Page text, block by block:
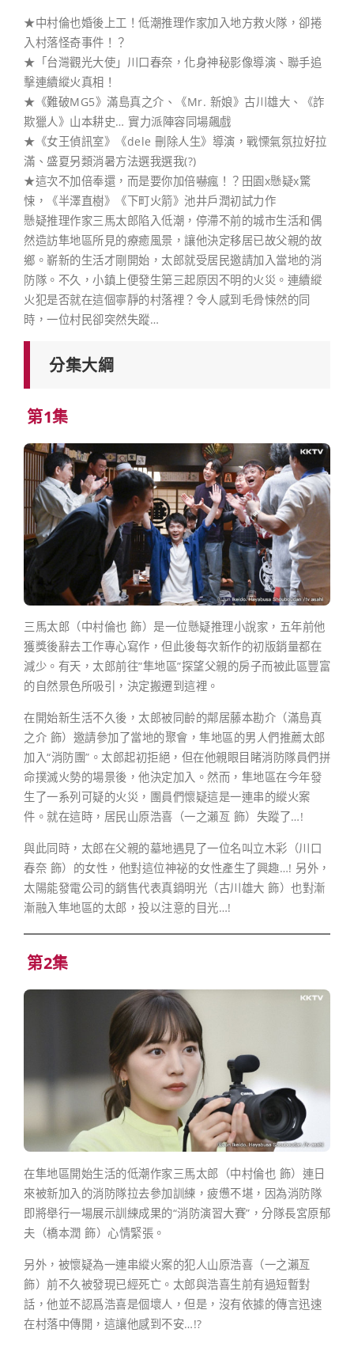
★中村倫也婚後上工！低潮推理作家加入地方救火隊，卻捲
入村落怪奇事件！？
★「台灣觀光大使」川口春奈，化身神秘影像導演、聯手追
擊連續縱火真相！
★《難破MG5》滿島真之介、《Mr. 新娘》古川雄大、《詐
欺獵人》山本耕史… 實力派陣容同場飆戲
★《女王偵訊室》《dele 刪除人生》導演，戰慄氣氛拉好拉
滿、盛夏另類消暑方法選我選我(?)
★這次不加倍奉還，而是要你加倍嚇瘋！？田園x懸疑x驚
悚，《半澤直樹》《下町火箭》池井戶潤初試力作
懸疑推理作家三馬太郎陷入低潮，停滯不前的城市生活和偶
然造訪隼地區所見的療癒風景，讓他決定移居已故父親的故
鄉。嶄新的生活才剛開始，太郎就受居民邀請加入當地的消
防隊。不久，小鎮上便發生第三起原因不明的火災。連續縱
火犯是否就在這個寧靜的村落裡？令人感到毛骨悚然的同
時，一位村民卻突然失蹤…
分集大綱
第1集
三馬太郎（中村倫也 飾）是一位懸疑推理小說家，五年前他
獲獎後辭去工作專心寫作，但此後每次新作的初版銷量都在
減少。有天，太郎前往”隼地區”探望父親的房子而被此區豐富
的自然景色所吸引，決定搬遷到這裡。
在開始新生活不久後，太郎被同齡的鄰居藤本勘介（滿島真
之介 飾）邀請參加了當地的聚會，隼地區的男人們推薦太郎
加入“消防團”。太郎起初拒絕，但在他親眼目睹消防隊員們拼
命撲滅火勢的場景後，他決定加入。然而，隼地區在今年發
生了一系列可疑的火災，團員們懷疑這是一連串的縱火案
件。就在這時，居民山原浩喜（一之瀨亙 飾）失蹤了…!
與此同時，太郎在父親的墓地遇見了一位名叫立木彩（川口
春奈 飾）的女性，他對這位神祕的女性產生了興趣…! 另外，
太陽能發電公司的銷售代表真鍋明光（古川雄大 飾）也對漸
漸融入隼地區的太郎，投以注意的目光…!
第2集
在隼地區開始生活的低潮作家三馬太郎（中村倫也 飾）連日
來被新加入的消防隊拉去參加訓練，疲憊不堪，因為消防隊
即將舉行一場展示訓練成果的“消防演習大賽”，分隊長宮原郁
夫（橋本潤 飾）心情緊張。
另外，被懷疑為一連串縱火案的犯人山原浩喜（一之瀨亙
飾）前不久被發現已經死亡。太郎與浩喜生前有過短暫對
話，他並不認爲浩喜是個壞人，但是，沒有依據的傳言迅速
在村落中傳開，這讓他感到不安…!?